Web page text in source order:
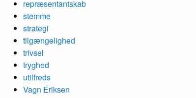
repræsentantskab
stemme
strategi
tilgængelighed
trivsel
tryghed
utilfreds
Vagn Eriksen